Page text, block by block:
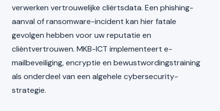
verwerken vertrouwelijke cliërtsdata. Een phishing-
aanval of ransomware-incident kan hier fatale
gevolgen hebben voor uw reputatie en
cliëntvertrouwen. MKB-ICT implementeert e-
mailbeveiliging, encryptie en bewustwordingstraining
als onderdeel van een algehele cybersecurity-
strategie.